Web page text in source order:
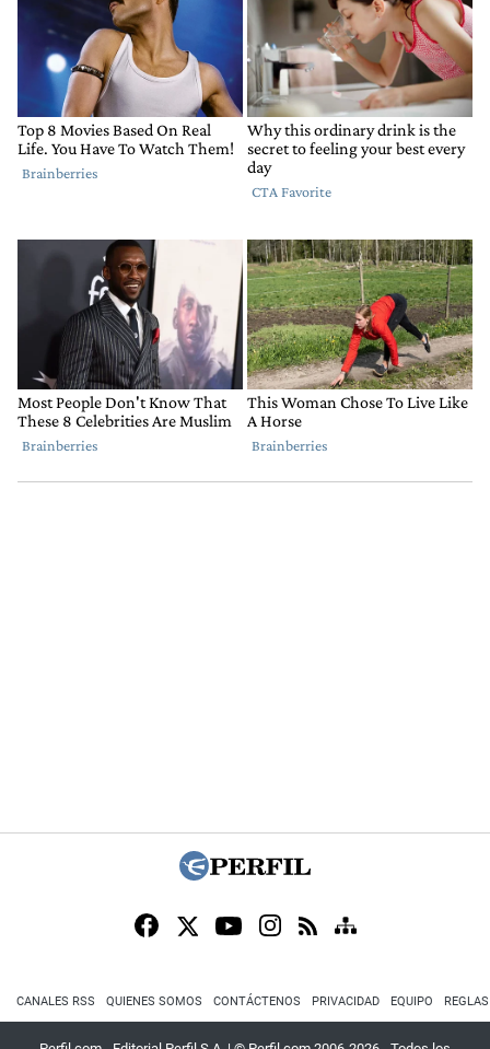
CANALES RSS QUIENES SOMOS CONTÁCTENOS PRIVACIDAD EQUIPO